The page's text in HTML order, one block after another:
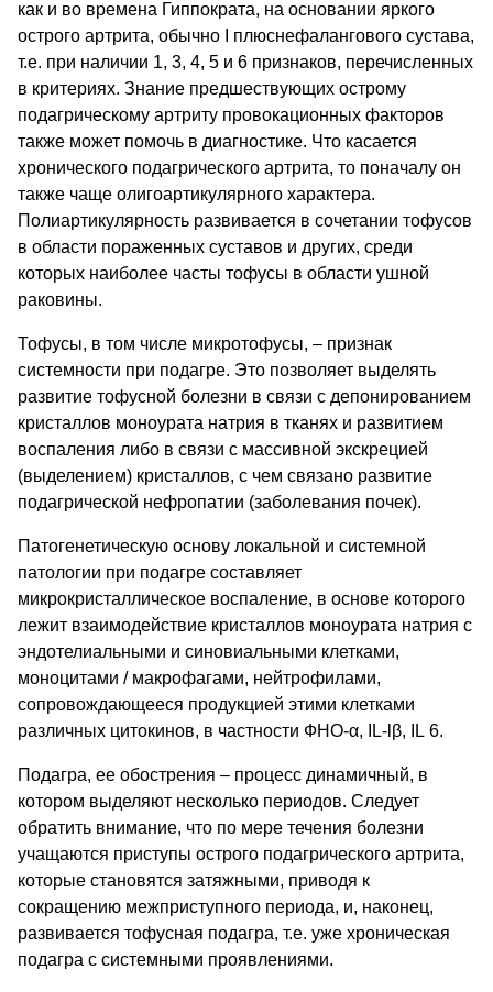
как и во времена Гиппократа, на основании яркого
острого артрита, обычно I плюснефалангового сустава,
т.е. при наличии 1, 3, 4, 5 и 6 признаков, перечисленных
в критериях. Знание предшествующих острому
подагрическому артриту провокационных факторов
также может помочь в диагностике. Что касается
хронического подагрического артрита, то поначалу он
также чаще олигоартикулярного характера.
Полиартикулярность развивается в сочетании тофусов
в области пораженных суставов и других, среди
которых наиболее часты тофусы в области ушной
раковины.
Тофусы, в том числе микротофусы, – признак
системности при подагре. Это позволяет выделять
развитие тофусной болезни в связи с депонированием
кристаллов моноурата натрия в тканях и развитием
воспаления либо в связи с массивной экскрецией
(выделением) кристаллов, с чем связано развитие
подагрической нефропатии (заболевания почек).
Патогенетическую основу локальной и системной
патологии при подагре составляет
микрокристаллическое воспаление, в основе которого
лежит взаимодействие кристаллов моноурата натрия с
эндотелиальными и синовиальными клетками,
моноцитами / макрофагами, нейтрофилами,
сопровождающееся продукцией этими клетками
различных цитокинов, в частности ФНО-α, IL-lβ, IL 6.
Подагра, ее обострения – процесс динамичный, в
котором выделяют несколько периодов. Следует
обратить внимание, что по мере течения болезни
учащаются приступы острого подагрического артрита,
которые становятся затяжными, приводя к
сокращению межприступного периода, и, наконец,
развивается тофусная подагра, т.е. уже хроническая
подагра с системными проявлениями.